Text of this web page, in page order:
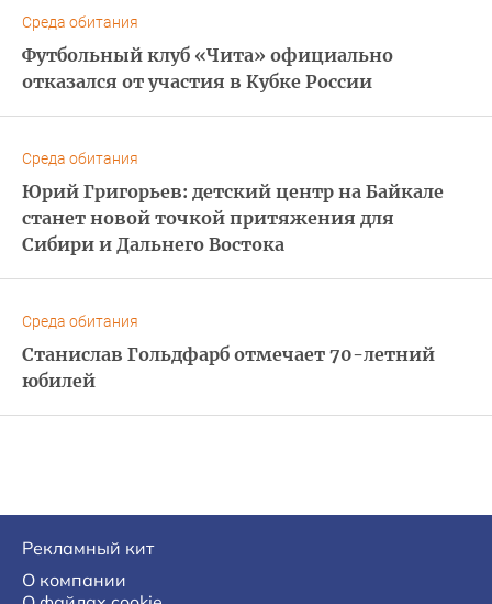
Среда обитания
Футбольный клуб «Чита» официально
отказался от участия в Кубке России
Среда обитания
Юрий Григорьев: детский центр на Байкале
станет новой точкой притяжения для
Сибири и Дальнего Востока
Среда обитания
Станислав Гольдфарб отмечает 70-летний
юбилей
Рекламный кит
О компании